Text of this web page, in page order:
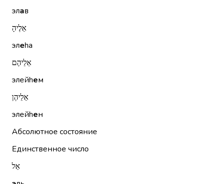
элав
אֵלֶיהָ
элеhа
אֵלֵיהֶם
элейhем
אֵלֵיהֶן
элейhен
Абсолютное состояние
Единственное число
אֵל